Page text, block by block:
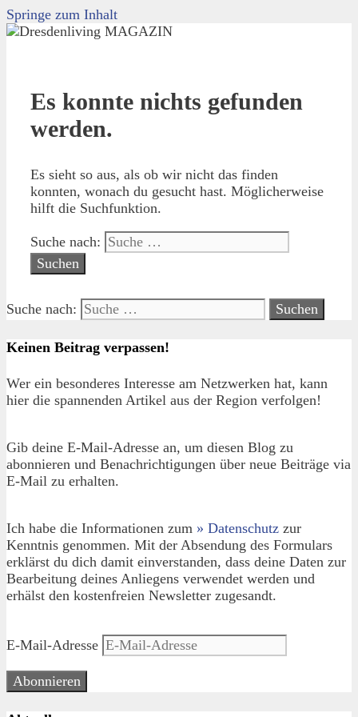
Springe zum Inhalt
Es konnte nichts gefunden
werden.
Es sieht so aus, als ob wir nicht das finden
konnten, wonach du gesucht hast. Möglicherweise
hilft die Suchfunktion.
Suche nach:
Suche nach:
Keinen Beitrag verpassen!
Wer ein besonderes Interesse am Netzwerken hat, kann
hier die spannenden Artikel aus der Region verfolgen!
Gib deine E-Mail-Adresse an, um diesen Blog zu
abonnieren und Benachrichtigungen über neue Beiträge via
E-Mail zu erhalten.
Ich habe die Informationen zum » Datenschutz zur
Kenntnis genommen. Mit der Absendung des Formulars
erklärst du dich damit einverstanden, dass deine Daten zur
Bearbeitung deines Anliegens verwendet werden und
erhälst den kostenfreien Newsletter zugesandt.
E-Mail-Adresse
Abonnieren